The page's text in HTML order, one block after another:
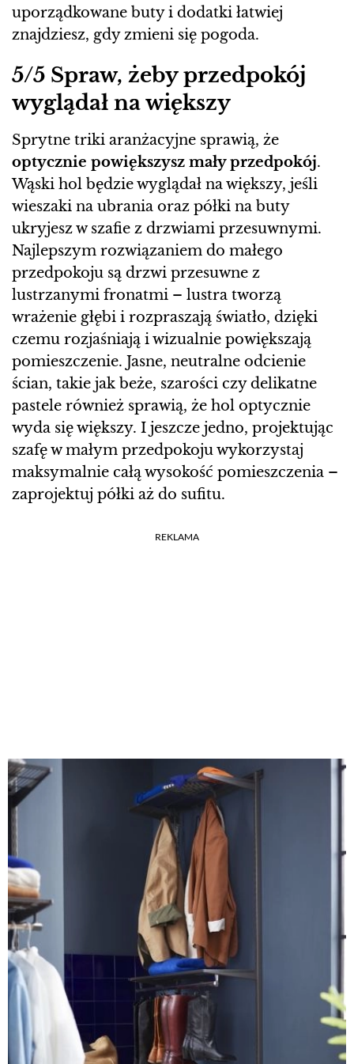
uporządkowane buty i dodatki łatwiej
znajdziesz, gdy zmieni się pogoda.
5/5 Spraw, żeby przedpokój
wyglądał na większy
Sprytne triki aranżacyjne sprawią, że
optycznie powiększysz mały przedpokój.
Wąski hol będzie wyglądał na większy, jeśli
wieszaki na ubrania oraz półki na buty
ukryjesz w szafie z drzwiami przesuwnymi.
Najlepszym rozwiązaniem do małego
przedpokoju są drzwi przesuwne z
lustrzanymi fronatmi – lustra tworzą
wrażenie głębi i rozpraszają światło, dzięki
czemu rozjaśniają i wizualnie powiększają
pomieszczenie. Jasne, neutralne odcienie
ścian, takie jak beże, szarości czy delikatne
pastele również sprawią, że hol optycznie
wyda się większy. I jeszcze jedno, projektując
szafę w małym przedpokoju wykorzystaj
maksymalnie całą wysokość pomieszczenia –
zaprojektuj półki aż do sufitu.
REKLAMA